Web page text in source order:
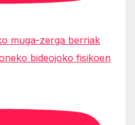
muga-zerga berriak
bideojoko fisikoen